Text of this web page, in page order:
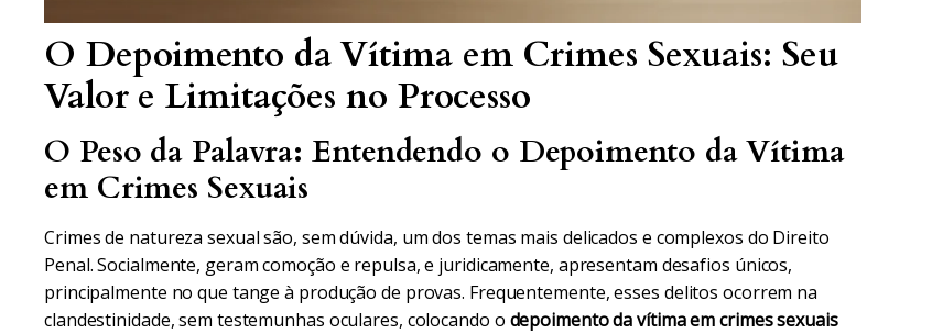
O Depoimento da Vítima em Crimes Sexuais: Seu
Valor e Limitações no Processo
O Peso da Palavra: Entendendo o Depoimento da Vítima
em Crimes Sexuais
Crimes de natureza sexual são, sem dúvida, um dos temas mais delicados e complexos do Direito
Penal. Socialmente, geram comoção e repulsa, e juridicamente, apresentam desafios únicos,
principalmente no que tange à produção de provas. Frequentemente, esses delitos ocorrem na
clandestinidade, sem testemunhas oculares, colocando o depoimento da vítima em crimes sexuais